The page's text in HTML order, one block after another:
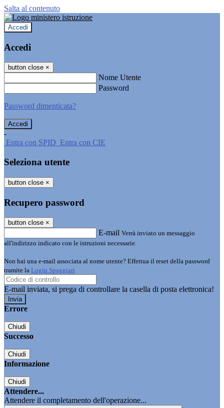
Salta al contenuto
Accedi
Accedi
button close ×
Nome Utente
Password
Password dimenticata?
-
Entra con SPID Entra con CIE
Seleziona utente
button close ×
Recupero password
button close ×
E-mail Verrà inviato un messaggio
all'indirizzo indicato con le istruzioni necessarie.
Non hai una e-mail associata al nome utente? Effettua il reset della password
tramite la Login Spaggiari
E-mail inviata, si prega di controllare la casella di posta elettronica!
Errore
Chiudi
Successo
Chiudi
Informazione
Chiudi
Attendere...
Attendere il completamento dell'operazione...